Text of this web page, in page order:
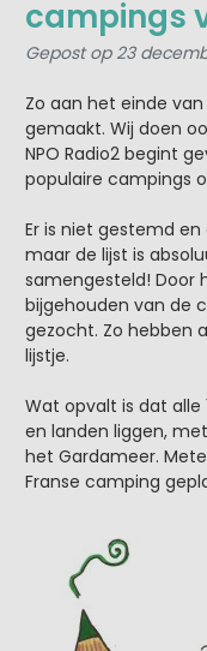
campings
Gepost op 23
Zo aan het einde
gemaakt. Wij doen
NPO Radio2 begint
populaire campings
Er is niet gestemd
maar de lijst is
samengesteld! Door
bijgehouden van de
gezocht. Zo hebben
lijstje.
Wat opvalt is dat alle
en landen liggen,
het Gardameer.
Franse camping